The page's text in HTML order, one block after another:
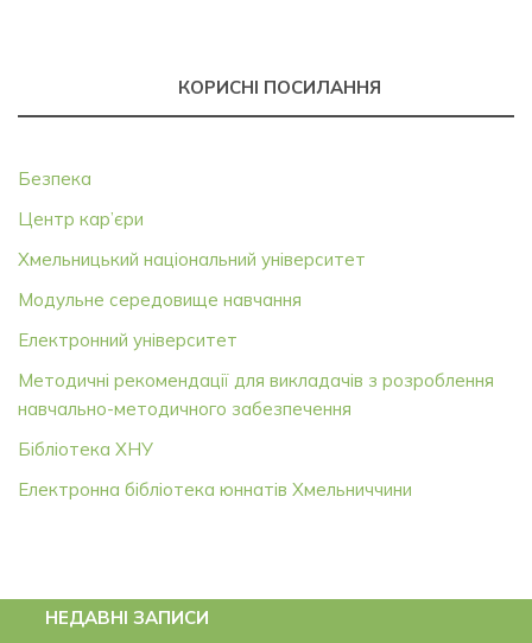
КОРИСНІ ПОСИЛАННЯ
Безпека
Центр кар’єри
Хмельницький національний університет
Модульне середовище навчання
Електронний університет
Методичні рекомендації для викладачів з розроблення
навчально-методичного забезпечення
Бібліотека ХНУ
Електронна бібліотека юннатів Хмельниччини
НЕДАВНІ ЗАПИСИ